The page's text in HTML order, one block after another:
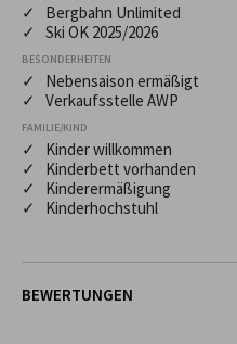
✓ Bergbahn Unlimited
✓ Ski OK 2025/2026
BESONDERHEITEN
✓ Nebensaison ermäßigt
✓ Verkaufsstelle AWP
FAMILIE/KIND
✓ Kinder willkommen
✓ Kinderbett vorhanden
✓ Kinderermäßigung
✓ Kinderhochstuhl
BEWERTUNGEN